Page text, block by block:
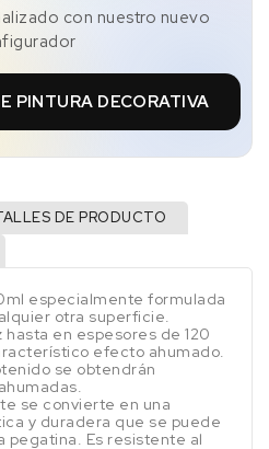
con nuestro nuevo
PINTURA DECORATIVA
DE PRODUCTO
especialmente formulada
otra superficie.
en espesores de 120
efecto ahumado.
se obtendrán
se convierte en una
y duradera que se puede
pegatina. Es resistente al